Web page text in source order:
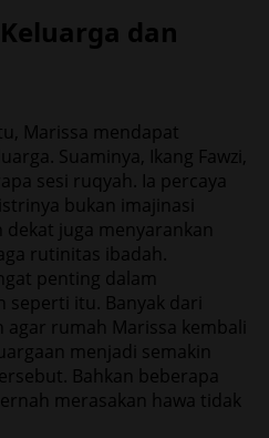
dan
Marissa mendapat
Suaminya, Ikang Fawzi,
sesi ruqyah. Ia percaya
bukan imajinasi
juga menyarankan
rutinitas ibadah.
penting dalam
seperti itu. Banyak dari
rumah Marissa kembali
menjadi semakin
Bahkan beberapa
merasakan hawa tidak